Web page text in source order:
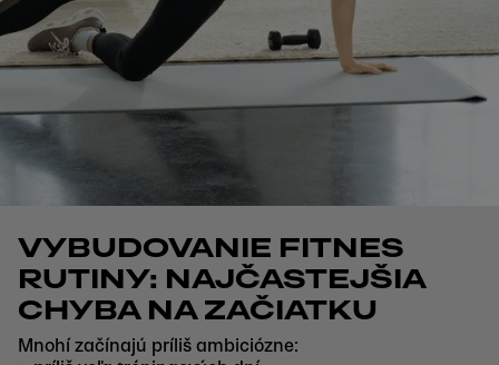
VYBUDOVANIE FITNES
RUTINY: NAJČASTEJŠIA
CHYBA NA ZAČIATKU
Mnohí začínajú príliš ambiciózne: